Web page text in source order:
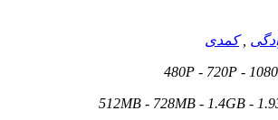
,کمدی
480P - 720P -
512MB - 728MB - 1.4GB -